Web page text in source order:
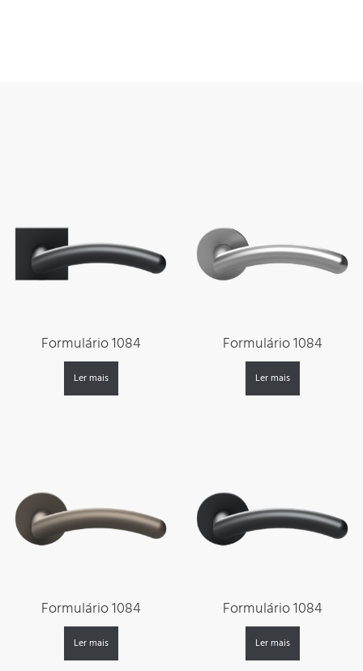
Formulário 1084
Ler mais
Formulário 1084
Ler mais
Formulário 1084
Ler mais
Formulário 1084
Ler mais